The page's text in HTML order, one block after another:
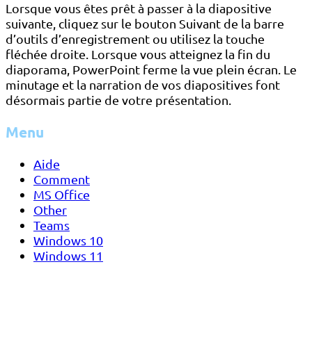
Lorsque vous êtes prêt à passer à la diapositive
suivante, cliquez sur le bouton Suivant de la barre
d’outils d’enregistrement ou utilisez la touche
fléchée droite. Lorsque vous atteignez la fin du
diaporama, PowerPoint ferme la vue plein écran. Le
minutage et la narration de vos diapositives font
désormais partie de votre présentation.
Menu
Aide
Comment
MS Office
Other
Teams
Windows 10
Windows 11